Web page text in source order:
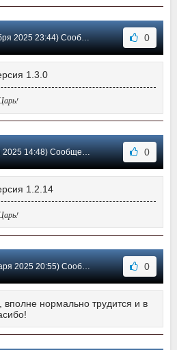
2025 23:44) Сообщение #4 0
1.3.0
14:48) Сообщение #3 0
1.2.14
2025 20:55) Сообщение #2 0
вполне нормально трудится и в